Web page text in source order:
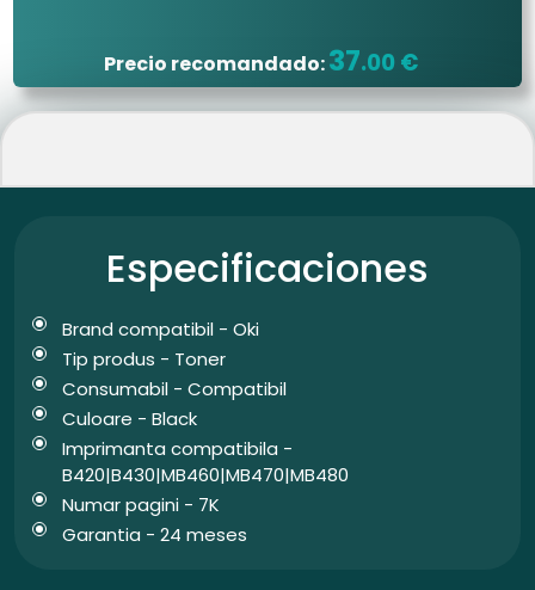
Precio recomandado:37.00 €
Especificaciones
Brand compatibil - Oki
Tip produs - Toner
Consumabil - Compatibil
Culoare - Black
Imprimanta compatibila -
B420|B430|MB460|MB470|MB480
Numar pagini - 7K
Garantia - 24 meses